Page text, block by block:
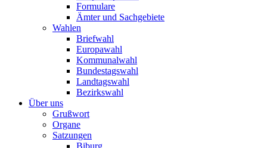
Formulare
Ämter und Sachgebiete
Wahlen
Briefwahl
Europawahl
Kommunalwahl
Bundestagswahl
Landtagswahl
Bezirkswahl
Über uns
Grußwort
Organe
Satzungen
Biburg